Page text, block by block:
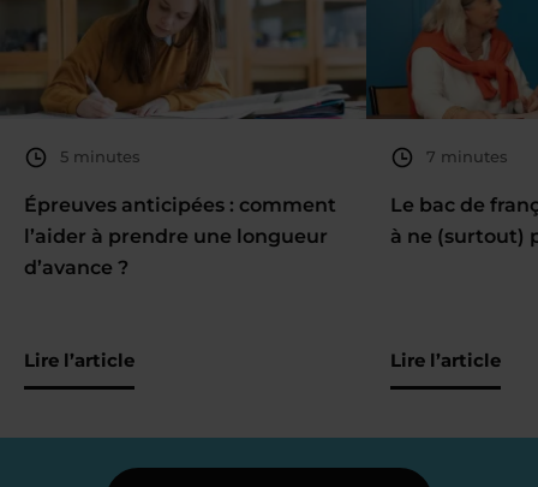
5 minutes
Épreuves anticipées : comment
l’aider à prendre une longueur
d’avance ?
Lire l’article
7 minutes
Le bac de
à ne (surtout)
Lire l’article